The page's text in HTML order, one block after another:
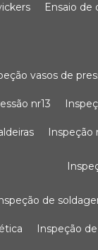
ensaio
vasos de
nr13
inspeção
de
inspeção